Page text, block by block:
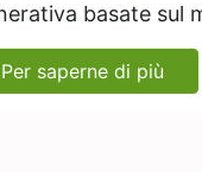
basate sul
Per saperne di più